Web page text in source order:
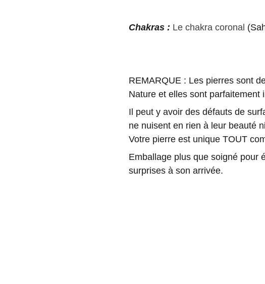
Chakras : Le chakra coronal
REMARQUE : Les pierres sont
Nature et elles sont parfaitement
Il peut y avoir des défauts de
ne nuisent en rien à leur beauté
Votre pierre est unique TOUT
Emballage plus que soigné pour
surprises à son arrivée.